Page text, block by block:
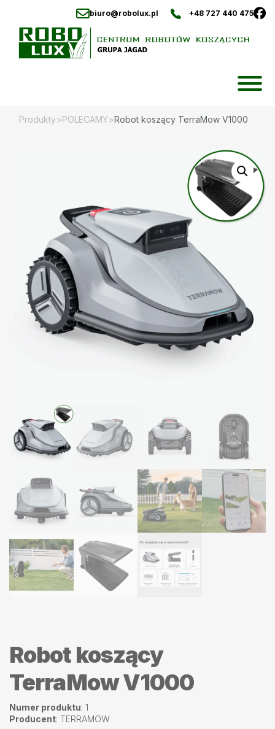
biuro@robolux.pl +48 727 440 475
Skip
Produkty>POLECAMY>Robot koszący TerraMow V1000
Robot koszący
TerraMow V1000
Numer produktu: 1
Producent: TERRAMOW